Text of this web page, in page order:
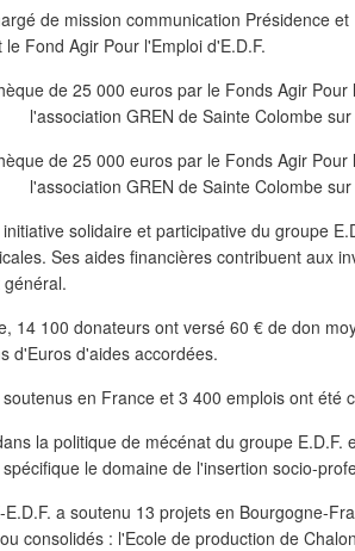
de mission communication Présidence
Fond Agir Pour l'Emploi d'E.D.F.
initiative solidaire et participative du groupe
Ses aides financières contribuent aux
14 100 donateurs ont versé 60 € de don
d'Euros d'aides accordées.
en France et 3 400 emplois ont été
la politique de mécénat du groupe E.D.F.
le domaine de l'insertion socio-
E.D.F. a soutenu 13 projets en Bourgogne-
consolidés : l'Ecole de production de